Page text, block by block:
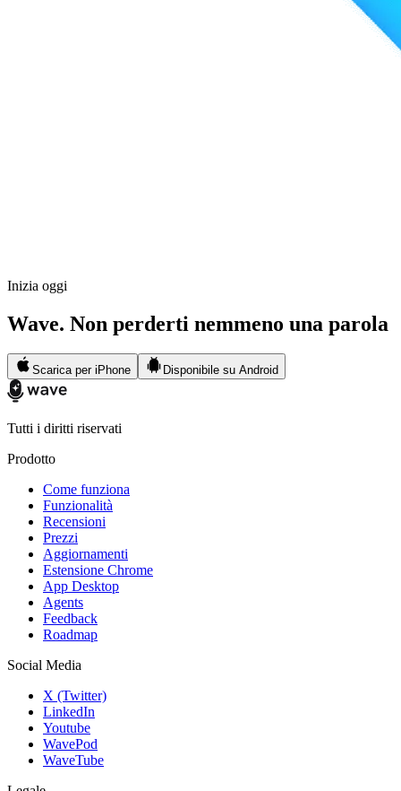
Inizia oggi
Wave. Non perderti nemmeno una parola
Scarica per iPhone Disponibile su Android
Tutti i diritti riservati
Prodotto
Come funziona
Funzionalità
Recensioni
Prezzi
Aggiornamenti
Estensione Chrome
App Desktop
Agents
Feedback
Roadmap
Social Media
X (Twitter)
LinkedIn
Youtube
WavePod
WaveTube